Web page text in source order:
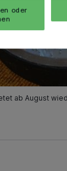
ab August
oder